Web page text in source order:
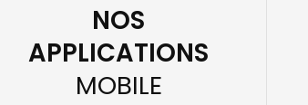
NOS
APPLICATIONS
MOBILE